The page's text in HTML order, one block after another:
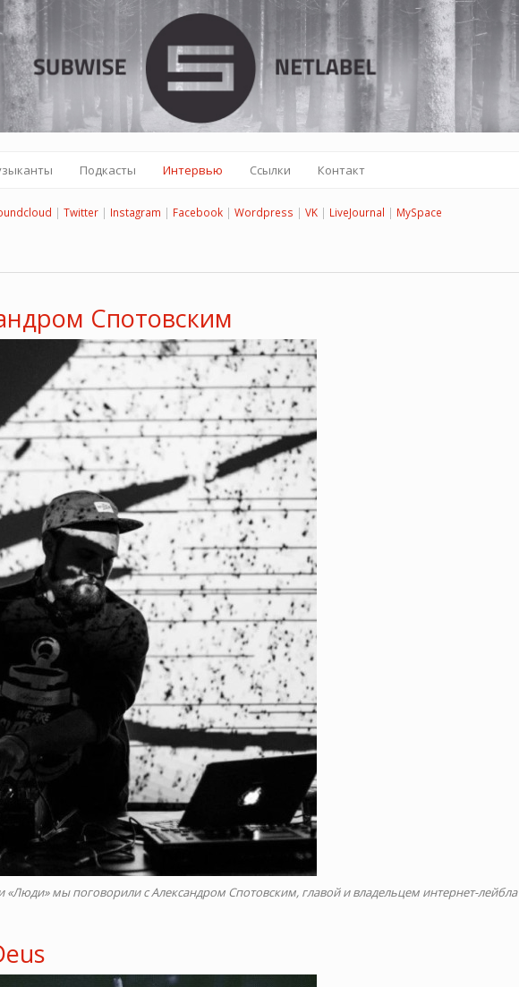
Подкасты Интервью Ссылки Контакт
| Twitter | Instagram | Facebook | Wordpress | VK | LiveJournal | MySpace
Спотовским
«Люди» мы поговорили с Александром Спотовским, главой и владельцем интернет-лейбла